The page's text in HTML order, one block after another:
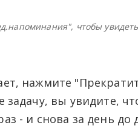
чтобы
нажмите
задачу, вы увидите,
- и снова за день до